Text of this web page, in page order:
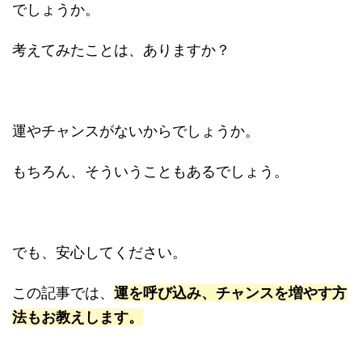
でしょうか。
考えてみたことは、ありますか？
運やチャンスがないからでしょうか。
もちろん、そういうこともあるでしょう。
でも、安心してください。
この記事では、 運を呼び込み、チャンスを増やす方
法もお教えします。